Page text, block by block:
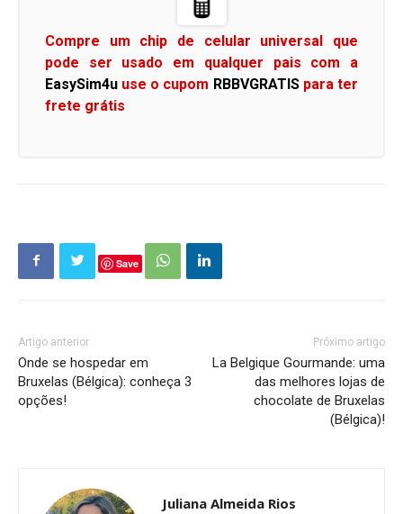
Compre um chip de celular universal que
pode ser usado em qualquer pais com a
EasySim4u use o cupom RBBVGRATIS para ter
frete grátis
Save
Artigo anterior
Onde se hospedar em
Bruxelas (Bélgica): conheça 3
opções!
Próximo artigo
La Belgique Gourmande: uma
das melhores lojas de
chocolate de Bruxelas
(Bélgica)!
Juliana Almeida Rios